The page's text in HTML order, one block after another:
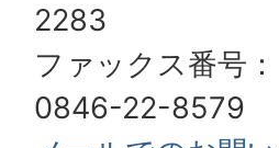
2283
ファックス番号：
0846-22-8579